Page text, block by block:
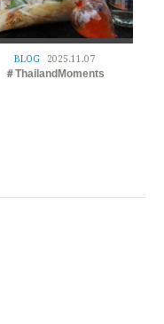
>
BLOG 2025.11.07
＃ThailandMoments